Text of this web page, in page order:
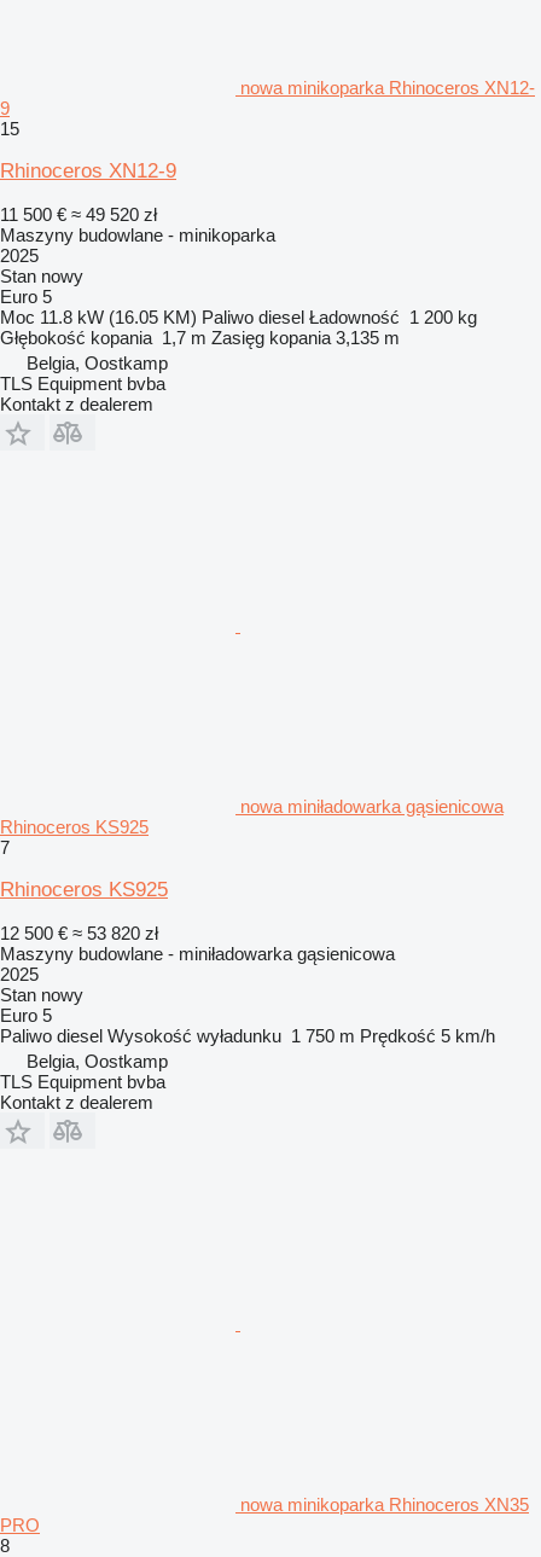
nowa minikoparka Rhinoceros XN12-
9
15
Rhinoceros XN12-9
11 500 € ≈ 49 520 zł
Maszyny budowlane - minikoparka
2025
Stan nowy
Euro 5
Moc 11.8 kW (16.05 KM) Paliwo diesel Ładowność 1 200 kg
Głębokość kopania 1,7 m Zasięg kopania 3,135 m
Belgia, Oostkamp
TLS Equipment bvba
Kontakt z dealerem
nowa miniładowarka gąsienicowa
Rhinoceros KS925
7
Rhinoceros KS925
12 500 € ≈ 53 820 zł
Maszyny budowlane - miniładowarka gąsienicowa
2025
Stan nowy
Euro 5
Paliwo diesel Wysokość wyładunku 1 750 m Prędkość 5 km/h
Belgia, Oostkamp
TLS Equipment bvba
Kontakt z dealerem
nowa minikoparka Rhinoceros XN35
PRO
8